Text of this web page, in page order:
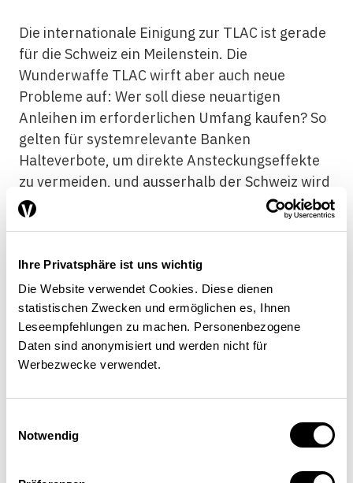
Ihre Privatsphäre ist uns wichtig
Die Website verwendet Cookies. Diese dienen
statistischen Zwecken und ermöglichen es, Ihnen
Leseempfehlungen zu machen. Personenbezogene
Daten sind anonymisiert und werden nicht für
Werbezwecke verwendet.
Notwendig
Die internationale Einigung zur TLAC ist gerade
für die Schweiz ein Meilenstein. Die
Wunderwaffe TLAC wirft aber auch neue
Probleme auf: Wer soll diese neuartigen
Anleihen im erforderlichen Umfang kaufen? So
gelten für systemrelevante Banken
Halteverbote, um direkte Ansteckungseffekte
zu vermeiden, und ausserhalb der Schweiz wird
teilweise der Kauf durch Retailkunden
solcher Papiere zählen sollten, ist aus
volkswirtschaftlicher Sicht wiederum fraglich.
Es wird sich weisen, ob der Markt ausserhalb
dieser Gruppen – und in Zeiten weniger
expansiver Geldpolitik – genügend Nachfrage
generieren wird. Immerhin geniessen die
Schweizer Grossbanken dank der raschen
«First-Mover» möglicherweise einen Vorteil